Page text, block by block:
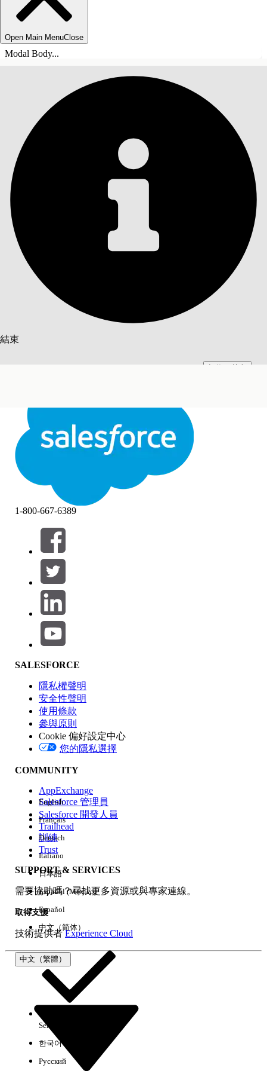
Open Main MenuClose
Modal Body...
結束
結束
目錄
篩選條件： (0)
選取篩選
產品區域
功能影響
版本
經驗
1-800-667-6389
SALESFORCE
隱私權聲明
安全性聲明
使用條款
參與原則
Cookie 偏好設定中心
您的隱私選擇
COMMUNITY
AppExchange
Salesforce 管理員
Salesforce 開發人員
Trailhead
訓練
Trust
SUPPORT & SERVICES
需要協助嗎？尋找更多資源或與專家連線。
取得支援
技術提供者Experience Cloud
中文（繁體）
English
Français
Deutsch
Italiano
日本語
Español (México)
Español
中文（简体）
Select Org
한국어
Русский